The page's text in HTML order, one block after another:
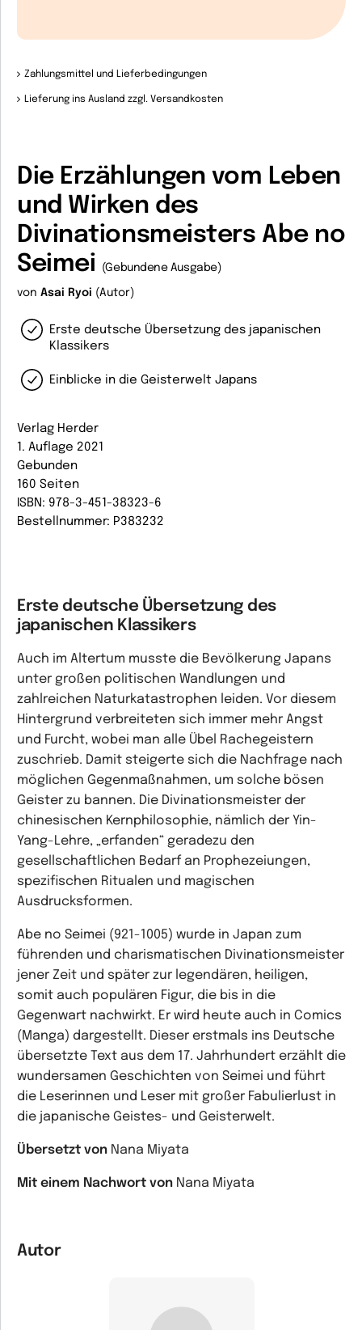
Zahlungsmittel und Lieferbedingungen
Lieferung ins Ausland zzgl. Versandkosten
Die Erzählungen vom Leben
und Wirken des
Divinationsmeisters Abe no
Seimei
(Gebundene Ausgabe)
von Asai Ryoi (Autor)
Erste deutsche Übersetzung des japanischen
Klassikers
Einblicke in die Geisterwelt Japans
Verlag Herder
1. Auflage 2021
Gebunden
160 Seiten
ISBN: 978-3-451-38323-6
Bestellnummer: P383232
Erste deutsche Übersetzung des
japanischen Klassikers
Auch im Altertum musste die Bevölkerung Japans
unter großen politischen Wandlungen und
zahlreichen Naturkatastrophen leiden. Vor diesem
Hintergrund verbreiteten sich immer mehr Angst
und Furcht, wobei man alle Übel Rachegeistern
zuschrieb. Damit steigerte sich die Nachfrage nach
möglichen Gegenmaßnahmen, um solche bösen
Geister zu bannen. Die Divinationsmeister der
chinesischen Kernphilosophie, nämlich der Yin-
Yang-Lehre, „erfanden“ geradezu den
gesellschaftlichen Bedarf an Prophezeiungen,
spezifischen Ritualen und magischen
Ausdrucksformen.
Abe no Seimei (921-1005) wurde in Japan zum
führenden und charismatischen Divinationsmeister
jener Zeit und später zur legendären, heiligen,
somit auch populären Figur, die bis in die
Gegenwart nachwirkt. Er wird heute auch in Comics
(Manga) dargestellt. Dieser erstmals ins Deutsche
übersetzte Text aus dem 17. Jahrhundert erzählt die
wundersamen Geschichten von Seimei und führt
die Leserinnen und Leser mit großer Fabulierlust in
die japanische Geistes- und Geisterwelt.
Übersetzt von Nana Miyata
Mit einem Nachwort von Nana Miyata
Autor